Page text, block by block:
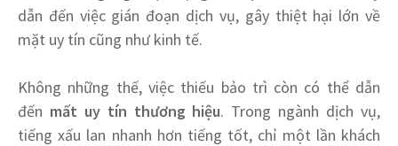
dẫn đến việc gián đoạn dịch vụ, gây thiệt hại lớn về
mặt uy tín cũng như kinh tế.
Không những thế, việc thiếu bảo trì còn có thể dẫn
đến mất uy tín thương hiệu. Trong ngành dịch vụ,
tiếng xấu lan nhanh hơn tiếng tốt, chỉ một lần khách